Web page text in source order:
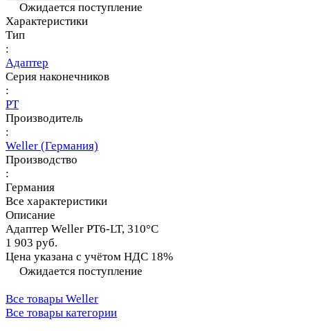
Ожидается поступление
Характеристики
Тип
:
Адаптер
Серия наконечников
:
PT
Производитель
:
Weller (Германия)
Производство
:
Германия
Все характеристики
Описание
Адаптер Weller PT6-LT, 310°C
1 903 руб.
Цена указана с учётом НДС 18%
Ожидается поступление
Все товары Weller
Все товары категории